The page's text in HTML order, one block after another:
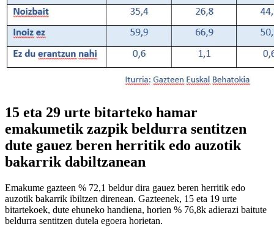
15 eta 29 urte bitarteko hamar
emakumetik zazpik beldurra sentitzen
dute gauez beren herritik edo auzotik
bakarrik dabiltzanean
Emakume gazteen % 72,1 beldur dira gauez beren herritik edo
auzotik bakarrik ibiltzen direnean. Gazteenek, 15 eta 19 urte
bitartekoek, dute ehuneko handiena, horien % 76,8k adierazi baitute
beldurra sentitzen dutela egoera horietan.